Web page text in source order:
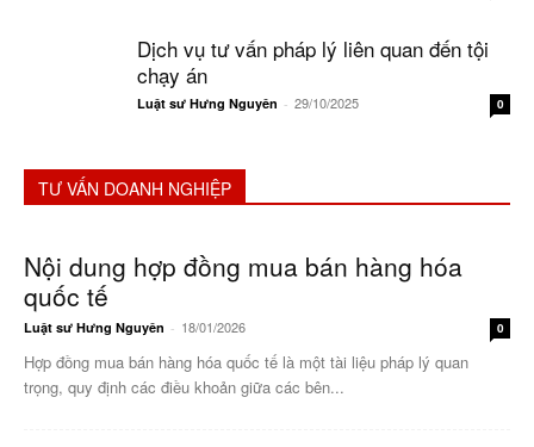
Dịch vụ tư vấn pháp lý liên quan đến tội
chạy án
Luật sư Hưng Nguyên - 29/10/2025 0
TƯ VẤN DOANH NGHIỆP
Nội dung hợp đồng mua bán hàng hóa
quốc tế
Luật sư Hưng Nguyên - 18/01/2026 0
Hợp đồng mua bán hàng hóa quốc tế là một tài liệu pháp lý quan
trọng, quy định các điều khoản giữa các bên...